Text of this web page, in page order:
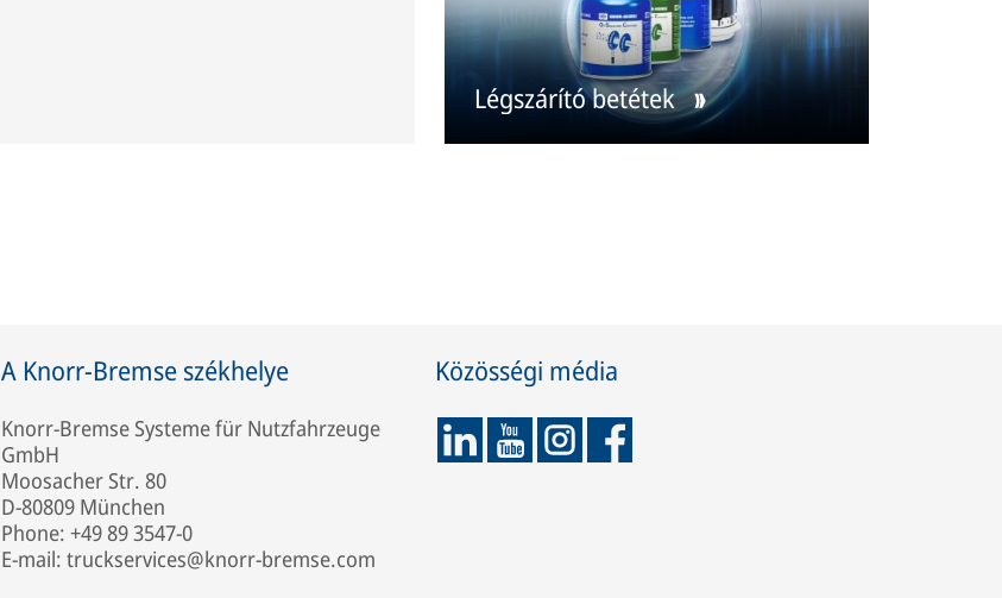
Légszárító betétek
A Knorr-Bremse székhelye
Knorr-Bremse Systeme für Nutzfahrzeuge
GmbH
Moosacher Str. 80
D-80809 München
Phone: +49 89 3547-0
E-mail: truckservices@knorr-bremse.com
Közösségi média